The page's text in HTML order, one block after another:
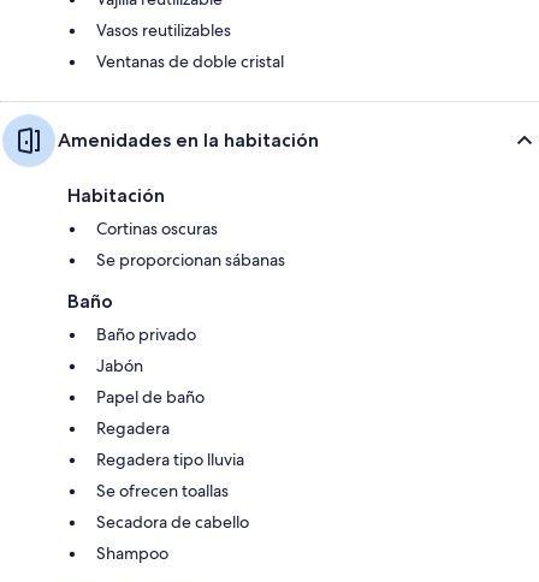
Vasos reutilizables
Ventanas de doble cristal
Amenidades en la habitación
Habitación
Cortinas oscuras
Se proporcionan sábanas
Baño
Baño privado
Jabón
Papel de baño
Regadera
Regadera tipo lluvia
Se ofrecen toallas
Secadora de cabello
Shampoo